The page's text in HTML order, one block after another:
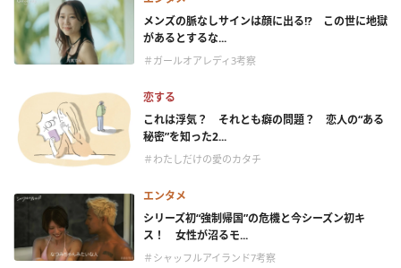
メンズの脈なしサインは顔に出る!? この世に地獄
があるとするな...
＃ガールオアレディ3考察
恋する
これは浮気？ それとも癖の問題？ 恋人の“ある
秘密”を知った2...
＃わたしだけの愛のカタチ
エンタメ
シリーズ初“強制帰国”の危機と今シーズン初キ
ス！ 女性が沼るモ...
＃シャッフルアイランド7考察